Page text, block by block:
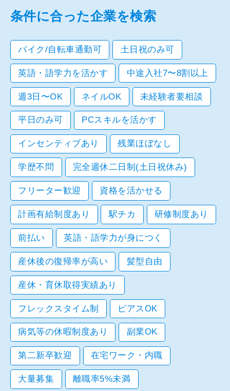
条件に合った企業を検索
バイク/自転車通勤可 土日祝のみ可
英語・語学力を活かす 中途入社7〜8割以上
週3日〜OK ネイルOK 未経験者要相談
平日のみ可 PCスキルを活かす
インセンティブあり 残業ほぼなし
学歴不問 完全週休二日制(土日祝休み)
フリーター歓迎 資格を活かせる
計画有給制度あり 駅チカ 研修制度あり
前払い 英語・語学力が身につく
産休後の復帰率が高い 髪型自由
産休・育休取得実績あり
フレックスタイム制 ピアスOK
病気等の休暇制度あり 副業OK
第二新卒歓迎 在宅ワーク・内職
大量募集 離職率5%未満